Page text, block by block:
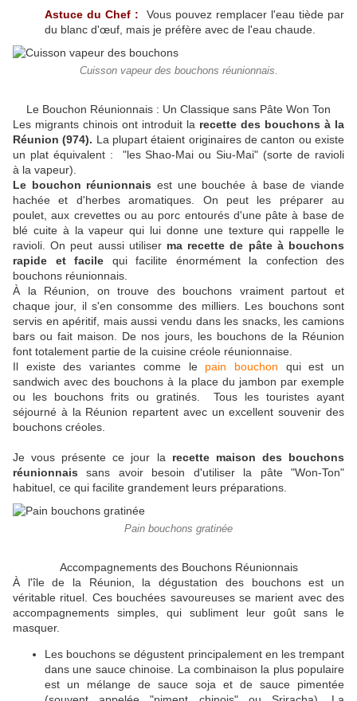
Astuce du Chef :
Vous pouvez remplacer l'eau tiède par
du blanc d'œuf, mais je préfère avec de l'eau chaude.
Cuisson vapeur des bouchons réunionnais.
Le Bouchon Réunionnais : Un Classique sans Pâte Won Ton
Les migrants chinois ont introduit la recette des bouchons à la
Réunion (974). La plupart étaient originaires de canton ou existe
un plat équivalent : "les Shao-Mai ou Siu-Mai" (sorte de ravioli
à la vapeur).
Le bouchon réunionnais est une bouchée à base de viande
hachée et d'herbes aromatiques. On peut les préparer au
poulet, aux crevettes ou au porc entourés d'une pâte à base de
blé cuite à la vapeur qui lui donne une texture qui rappelle le
ravioli. On peut aussi utiliser ma recette de pâte à bouchons
rapide et facile qui facilite énormément la confection des
bouchons réunionnais.
À la Réunion, on trouve des bouchons vraiment partout et
chaque jour, il s'en consomme des milliers. Les bouchons sont
servis en apéritif, mais aussi vendu dans les snacks, les camions
bars ou fait maison. De nos jours, les bouchons de la Réunion
font totalement partie de la cuisine créole réunionnaise.
Il existe des variantes comme le pain bouchon qui est un
sandwich avec des bouchons à la place du jambon par exemple
ou les bouchons frits ou gratinés. Tous les touristes ayant
séjourné à la Réunion repartent avec un excellent souvenir des
bouchons créoles.
Je vous présente ce jour la recette maison des bouchons
réunionnais sans avoir besoin d'utiliser la pâte "Won-Ton"
habituel, ce qui facilite grandement leurs préparations.
Pain bouchons gratinée
Accompagnements des Bouchons Réunionnais
À l'île de la Réunion, la dégustation des bouchons est un
véritable rituel. Ces bouchées savoureuses se marient avec des
accompagnements simples, qui subliment leur goût sans le
masquer.
Les bouchons se dégustent principalement en les trempant
dans une sauce chinoise. La combinaison la plus populaire
est un mélange de sauce soja et de sauce pimentée